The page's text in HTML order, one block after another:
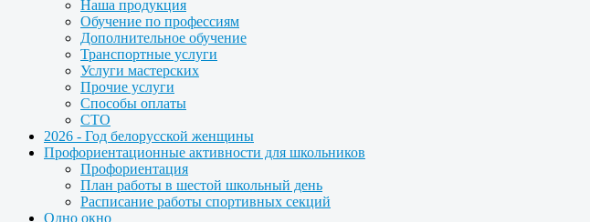
Наша продукция
Обучение по профессиям
Дополнительное обучение
Транспортные услуги
Услуги мастерских
Прочие услуги
Способы оплаты
СТО
2026 - Год белорусской женщины
Профориентационные активности для школьников
Профориентация
План работы в шестой школьный день
Расписание работы спортивных секций
Одно окно